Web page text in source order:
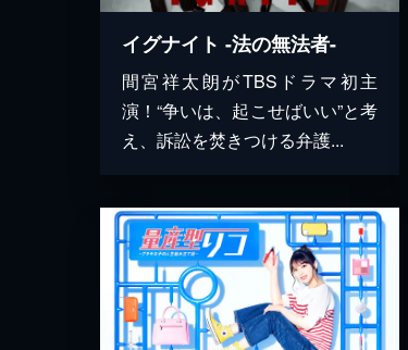
イグナイト -法の無法者-
間宮祥太朗がTBSドラマ初主
演！“争いは、起こせばいい”と考
え、訴訟を焚きつける弁護...